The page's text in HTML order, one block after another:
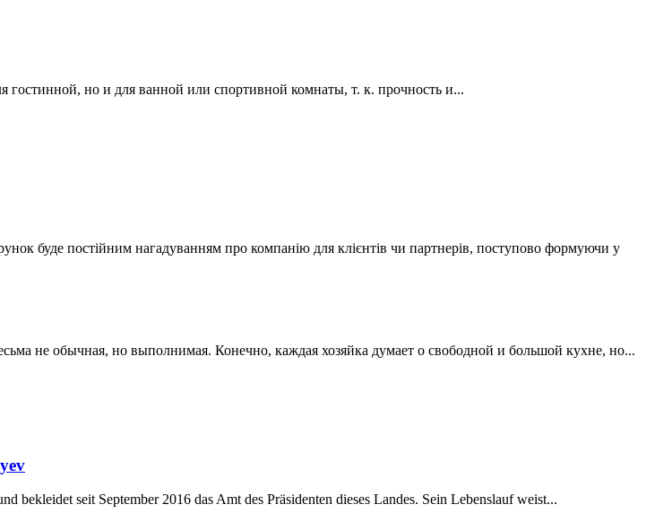
гостинной, но и для ванной или спортивной комнаты, т. к. прочность и...
буде постійним нагадуванням про компанію для клієнтів чи партнерів, поступово формуючи у
не обычная, но выполнимая. Конечно, каждая хозяйка думает о свободной и большой кухне, но...
seit September 2016 das Amt des Präsidenten dieses Landes. Sein Lebenslauf weist...